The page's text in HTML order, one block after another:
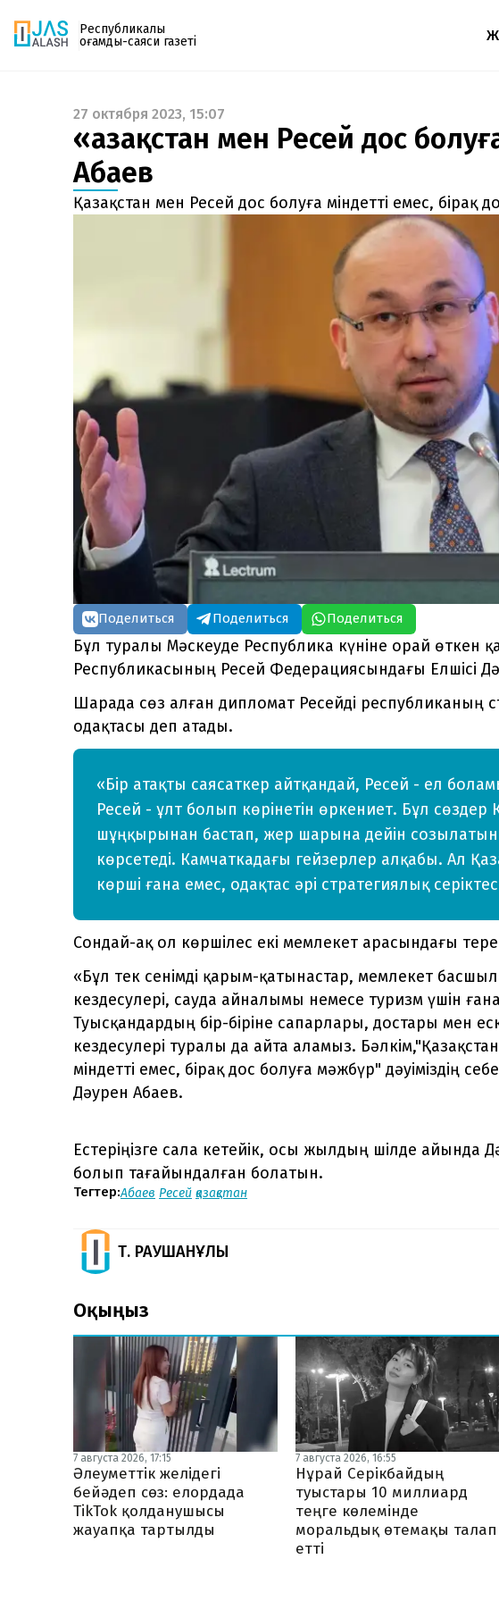
Республикалық
қоғамдық-саяси газеті
Газетке жазылу
PDF форматтағы газетті ай сайын электронды
поштаңызға алып отырыңыз. Жаңа нөмір
шыққан сәтте сізге бірден жіберіледі. Тек email
енгізіңіз, біз қалғанын өзіміз жібереміз.
27 октября 2023, 15:07
«Қазақстан мен Ресей дос
Абаев
Қазақстан мен Ресей дос болуға міндетті емес, бірақ
Поделиться Поделиться Поделиться
Бұл туралы Мәскеуде Республика күніне орай өткен
Республикасының Ресей Федерациясындағы Елшісі
Шарада сөз алған дипломат Ресейді республиканың
одақтасы деп атады.
«Бір атақты саясаткер айтқандай, Ресей - ел
Ресей - ұлт болып көрінетін өркениет. Бұл сөздер
шұңқырынан бастап, жер шарына дейін
көрсетеді. Камчаткадағы гейзерлер алқабы. Ал
көрші ғана емес, одақтас әрі стратегиялық
Сондай-ақ ол көршілес екі мемлекет арасындағы
«Бұл тек сенімді қарым-қатынастар, мемлекет
кездесулері, сауда айналымы немесе туризм үшін
Туысқандардың бір-біріне сапарлары, достары мен
кездесулері туралы да айта аламыз.
міндетті емес, бірақ дос болуға мәжбүр" дәуіміздің
Дәурен Абаев.
Естеріңізге сала кетейік, осы жылдың шілде айында
болып тағайындалған болатын.
Тегтер:Абаев Ресей қазақстан
Т. РАУШАНҰЛЫ
Оқыңыз
7 августа 2026, 17:15
Әлеуметтік желідегі
бейәдеп сөз: елордада
TikTok қолданушысы
жауапқа тартылды
7 августа 2026, 16:55
Нұрай Серікбайдың
туыстары 10 миллиард
теңге көлемінде
моральдық өтемақы талап
етті